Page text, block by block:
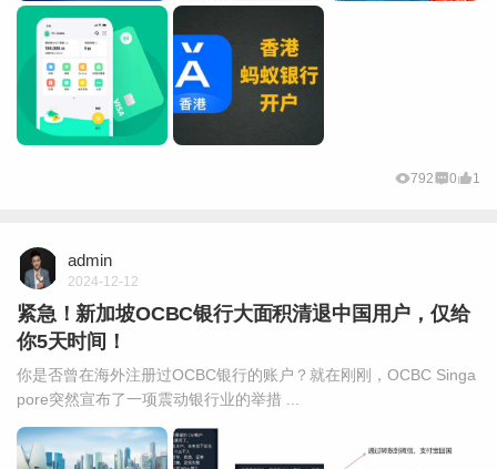
792 0 1
admin
2024-12-12
紧急！新加坡OCBC银行大面积清退中国用户，仅给
你5天时间！
你是否曾在海外注册过OCBC银行的账户？就在刚刚，OCBC Singa
pore突然宣布了一项震动银行业的举措 ...